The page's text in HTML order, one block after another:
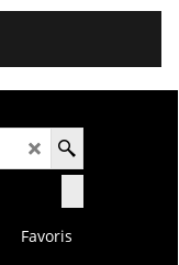
Favoris